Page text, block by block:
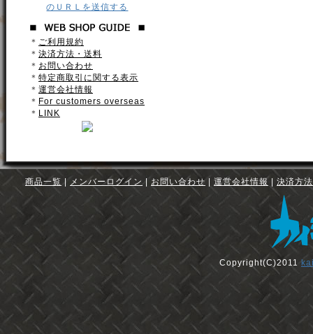
のＵＲＬを送信する
＊ ご利用規約
＊ 決済方法・送料
＊ お問い合わせ
＊ 特定商取引に関する表示
＊ 運営会社情報
＊ For customers overseas
＊ LINK
商品一覧 メンバーログイン お問い合わせ 運営会社情報 決済方
Copyright(C)2011